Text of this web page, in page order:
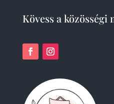
Kövess a közösségi